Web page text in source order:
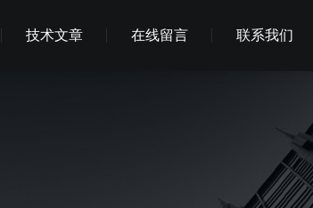
技术文章 在线留言 联系我们